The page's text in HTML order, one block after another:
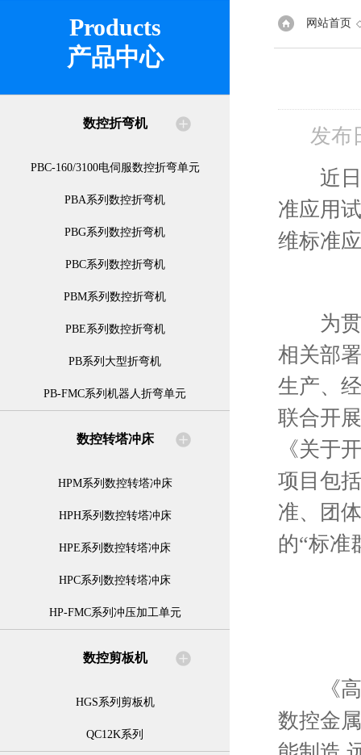
Products
产品中心
数控折弯机
PBC-160/3100电伺服数控折弯单元
PBA系列数控折弯机
PBG系列数控折弯机
PBC系列数控折弯机
PBM系列数控折弯机
PBE系列数控折弯机
PB系列大型折弯机
PB-FMC系列机器人折弯单元
数控转塔冲床
HPM系列数控转塔冲床
HPH系列数控转塔冲床
HPE系列数控转塔冲床
HPC系列数控转塔冲床
HP-FMC系列冲压加工单元
数控剪板机
HGS系列剪板机
QC12K系列
网站首页
发布
近日
准应用
维标准
为贯
相关部
生产、
联合开
《关于
项目包
准、团
的“标准
《高
数控金